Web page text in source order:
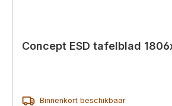
Concept ESD tafelblad
Binnenkort beschikbaar